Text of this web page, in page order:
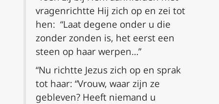
vragenrichtte Hij zich op en zei tot
hen: “Laat degene onder u die
zonder zonden is, het eerst een
steen op haar werpen…”
“Nu richtte Jezus zich op en sprak
tot haar: “Vrouw, waar zijn ze
gebleven? Heeft niemand u